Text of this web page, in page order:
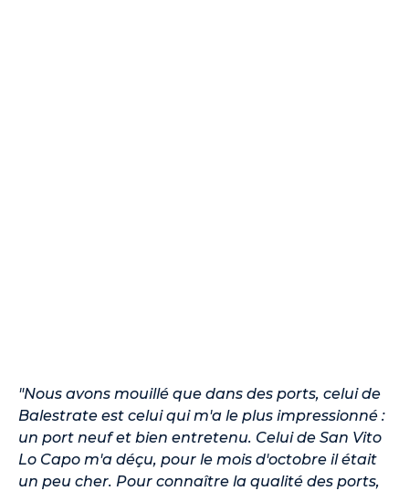
"Nous avons mouillé que dans des ports, celui de
Balestrate est celui qui m'a le plus impressionné :
un port neuf et bien entretenu. Celui de San Vito
Lo Capo m'a déçu, pour le mois d'octobre il était
un peu cher. Pour connaître la qualité des ports,